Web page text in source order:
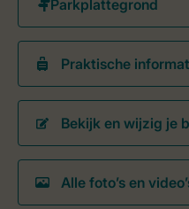
Praktische
Bekijk en wijzig je
Alle foto’s en